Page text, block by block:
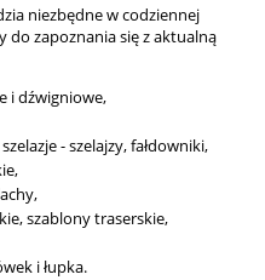
niezbędne w codziennej
do zapoznania się z aktualną
i dźwigniowe,
- szelajzy, fałdowniki,
szablony traserskie,
i łupka.